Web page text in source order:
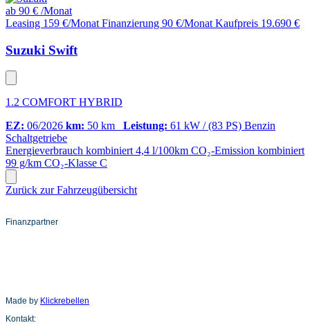
ab 90 € /Monat
Leasing 159 €/Monat Finanzierung 90 €/Monat Kaufpreis 19.690 €
Suzuki Swift
1.2 COMFORT HYBRID
EZ: 06/2026 km: 50 km Leistung: 61 kW / (83 PS) Benzin
Schaltgetriebe
Energieverbrauch kombiniert 4,4 l/100km CO₂-Emission kombiniert
99 g/km CO₂-Klasse C
Zurück zur Fahrzeugübersicht
Finanzpartner
Made by Klickrebellen
Kontakt: